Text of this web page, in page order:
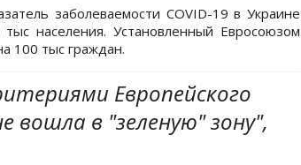
заболеваемости COVID-19 в Украине
населения. Установленный Евросоюзом
100 тыс граждан.
Европейского
вошла в "зеленую" зону",